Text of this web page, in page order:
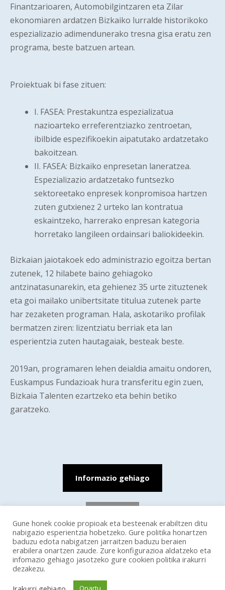
Finantzarioaren, Automobilgintzaren eta Zilar
ekonomiaren ardatzen Bizkaiko lurralde historikoko
espezializazio adimendunerako tresna gisa eratu zen
programa, beste batzuen artean.
Proiektuak bi fase zituen:
I. FASEA: Prestakuntza espezializatua
nazioarteko erreferentziazko zentroetan,
ibilbide espezifikoekin aipatutako ardatzetako
bakoitzean.
II. FASEA: Bizkaiko enpresetan laneratzea.
Espezializazio ardatzetako funtsezko
sektoreetako enpresek konpromisoa hartzen
zuten gutxienez 2 urteko lan kontratua
eskaintzeko, harrerako enpresan kategoria
horretako langileen ordainsari baliokideekin.
Bizkaian jaiotakoek edo administrazio egoitza bertan
zutenek, 12 hilabete baino gehiagoko
antzinatasunarekin, eta gehienez 35 urte zituztenek
eta goi mailako unibertsitate titulua zutenek parte
har zezaketen programan. Hala, askotariko profilak
bermatzen ziren: lizentziatu berriak eta lan
esperientzia zuten hautagaiak, besteak beste.
2019an, programaren lehen deialdia amaitu ondoren,
Euskampus Fundazioak hura transferitu egin zuen,
Bizkaia Talenten ezartzeko eta behin betiko
garatzeko.
Informazio gehiago
Euskampus 2026 |
Gune honek cookie propioak eta besteenak erabiltzen ditu
nabigazio esperientzia hobetzeko. Gure politika honartzen
baduzu edota nabigatzen jarraitzen baduzu beraien
erabilera onartzen zaude. Zure konfigurazioa aldatzeko eta
infomazio gehiago jasotzeko gure cookien politika irakurri
dezakezu.
Onartu